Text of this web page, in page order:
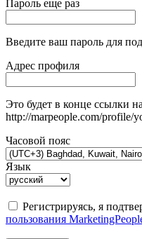
Пароль еще раз
Введите ваш пароль для
Адрес профиля
Это будет в конце ссылки
http://marpeople.com/profile/
Часовой пояс
Язык
Регистрируясь, я
пользования